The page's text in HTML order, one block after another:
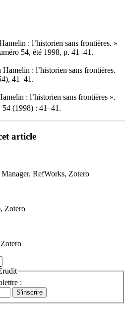
: l’historien sans frontières. »
54, été 1998, p. 41–41.
: l’historien sans frontières.
41–41.
: l’historien sans frontières ».
54 (1998) : 41–41.
article
RefWorks, Zotero
Zotero
: